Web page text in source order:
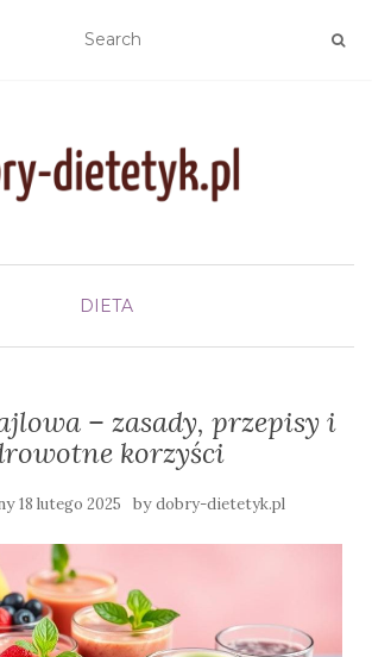
DIETA
– zasady, przepisy i
korzyści
18 lutego 2025 bydobry-dietetyk.pl